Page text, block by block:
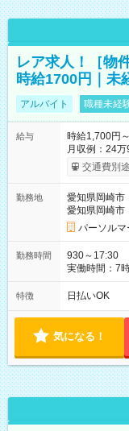
レア求人！［物
時給1700円｜未
アルバイト 職種未経
給与
時給1,700円
月収例：24万9900円（
り） 【試
交通費別
勤務地
愛知県岡崎市
愛知県岡崎市
パーソルマ
勤務時間
930～17:30
実働時間：7
は固定休です
フト！ 残業
特徴 日払いOK
気になる！